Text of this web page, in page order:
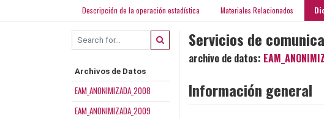
Descripción de la operación estadística Materiales Relacionados
Archivos de Datos
EAM_ANONIMIZADA_2008
EAM_ANONIMIZADA_2009
Servicios de
archivo de datos:
Información general